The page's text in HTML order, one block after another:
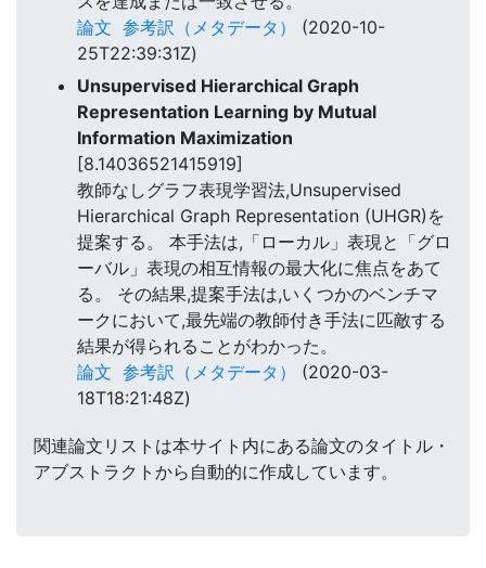
論文 参考訳（メタデータ）
(2020-10-
25T22:39:31Z)
Unsupervised Hierarchical Graph
Representation Learning by Mutual
Information Maximization
[8.14036521415919]
教師なしグラフ表現学習法,Unsupervised
Hierarchical Graph Representation (UHGR)を
提案する。 本手法は,「ローカル」表現と「グロ
ーバル」表現の相互情報の最大化に焦点をあて
る。 その結果,提案手法は,いくつかのベンチマ
ークにおいて,最先端の教師付き手法に匹敵する
結果が得られることがわかった。
論文 参考訳（メタデータ）
(2020-03-
18T18:21:48Z)
関連論文リストは本サイト内にある論文のタイトル・
アブストラクトから自動的に作成しています。